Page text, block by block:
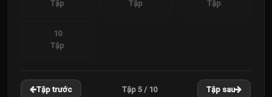
Tập
Tập
Tập
10
Tập
Tập trước Tập 5 / 10 Tập sau